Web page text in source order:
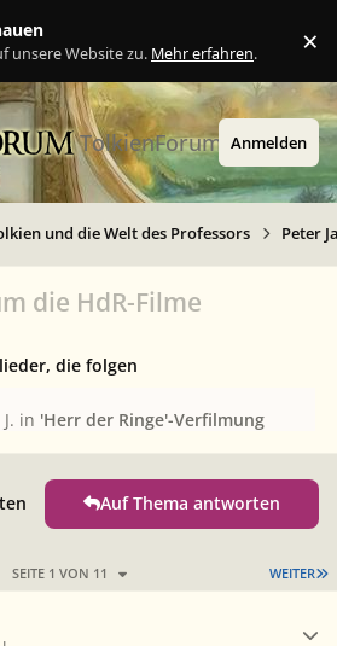
unsere Website zu. Mehr erfahren. ×
TolkienForum Anmelden
und die Welt des Professors Peter
die HdR-Filme
die folgen
in 'Herr der Ringe'-Verfilmung
Auf Thema antworten
WEITER
SEITE 1 VON 11